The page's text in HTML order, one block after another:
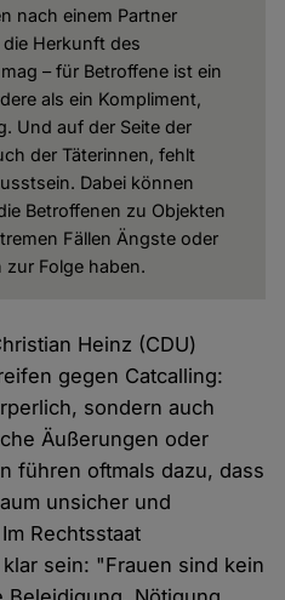
nach einem Partner
Herkunft des
– für Betroffene ist ein
als ein Kompliment,
Und auf der Seite der
der Täterinnen, fehlt
Dabei können
Betroffenen zu Objekten
Fällen Ängste oder
Folge haben.
Heinz (CDU)
gegen Catcalling:
sondern auch
Äußerungen oder
führen oftmals dazu, dass
unsicher und
Rechtsstaat
sein: "Frauen sind kein